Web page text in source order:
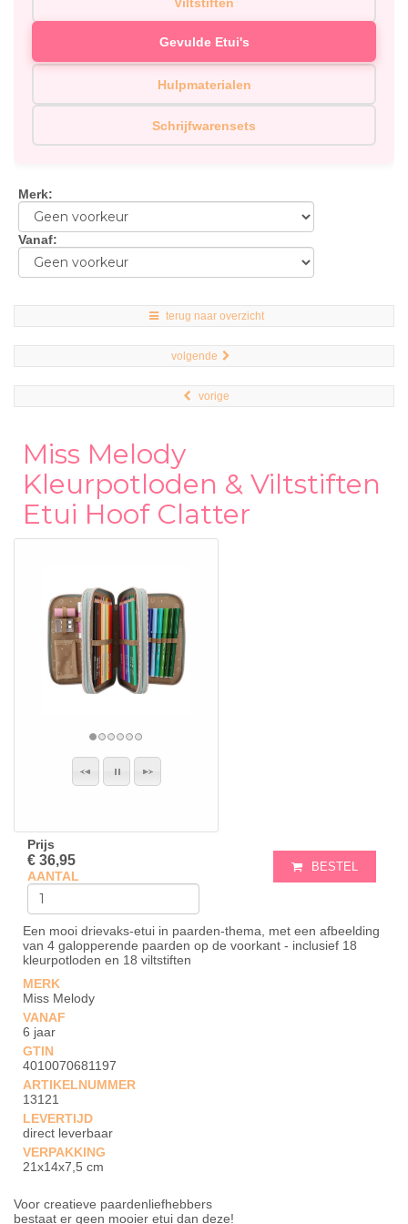
Gevulde Etui's
Hulpmaterialen
Schrijfwarensets
Merk:
Vanaf:
terug naar overzicht
volgende
vorige
Miss Melody
Kleurpotloden & Viltstiften
Etui Hoof Clatter
Prijs
€ 36,95
AANTAL
BESTEL
Een mooi drievaks-etui in paarden-thema, met een afbeelding
van 4 galopperende paarden op de voorkant - inclusief 18
kleurpotloden en 18 viltstiften
MERK
Miss Melody
VANAF
6 jaar
GTIN
4010070681197
ARTIKELNUMMER
13121
LEVERTIJD
direct leverbaar
VERPAKKING
21x14x7,5 cm
Voor creatieve paardenliefhebbers
bestaat er geen mooier etui dan deze!